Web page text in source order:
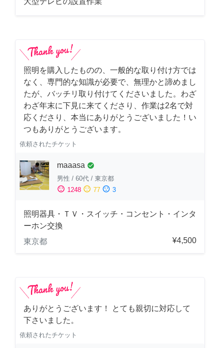
照明を購入したものの、一般的な取り付け方では
なく、専門的な知識が必要で、無理かと諦めまし
たが、バッチリ取り付けてくださいました。わざ
わざ年末に下見に来てくださり、作業は2名で対
応くださり、本当にありがとうございました！い
つもありがとうございます。
依頼されたチケット
maaasa check_circle
男性 / 60代 / 東京都
sentiment_satisfied 1248 sentiment_neutral 77 sentiment_dissatisfied 3
照明器具・ＴＶ・スイッチ・コンセント・インタ
ーホン交換
東京都
¥4,500
ありがとうございます！ とても親切に対応して
下さいました。
依頼されたチケット